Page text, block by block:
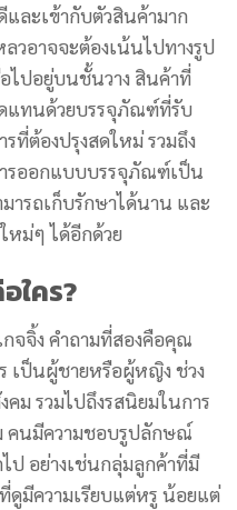
ละเข้ากับตัวสินค้ามาก
วอาจจะต้องเน้นไปทางรูป
ไปอยู่บนชั้นวาง สินค้าที่
แทนด้วยบรรจุภัณฑ์ที่รับ
ที่ต้องปรุงสดใหม่ รวมถึง
รออกแบบบรรจุภัณฑ์เป็น
ารถเก็บรักษาได้นาน และ
หม่ๆ ได้อีกด้วย
ใคร?
จจิ้ง คำถามที่สองคือคุณ
เป็นผู้ชายหรือผู้หญิง ช่วง
ม รวมไปถึงรสนิยมในการ
คนมีความชอบรูปลักษณ์
ป อย่างเช่นกลุ่มลูกค้าที่มี
ดูมีความเรียบแต่หรู น้อยแต่